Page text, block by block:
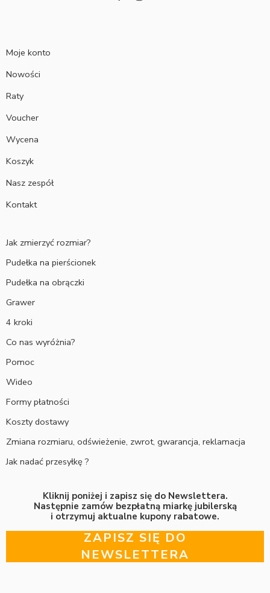
Moje konto
Nowości
Raty
Voucher
Wycena
Koszyk
Nasz zespół
Kontakt
Jak zmierzyć rozmiar?
Pudełka na pierścionek
Pudełka na obrączki
Grawer
4 kroki
Co nas wyróżnia?
Pomoc
Wideo
Formy płatności
Koszty dostawy
Zmiana rozmiaru, odświeżenie, zwrot, gwarancja, reklamacja
Jak nadać przesyłkę ?
Kliknij poniżej i zapisz się do Newslettera.
Następnie zamów bezpłatną miarkę jubilerską
i otrzymuj aktualne kupony rabatowe.
ZAPISZ SIĘ DO
NEWSLETTERA